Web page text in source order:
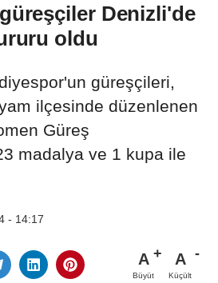
Denizli'de
oldu
güreşçileri,
ilçesinde düzenlenen
Güreş
madalya ve 1 kupa ile
- 14:17
A
Büyüt
A
Küçült